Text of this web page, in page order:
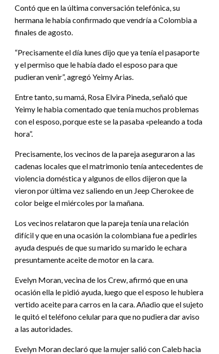
Contó que en la última conversación telefónica, su
hermana le había confirmado que vendría a Colombia a
finales de agosto.
“Precisamente el día lunes dijo que ya tenía el pasaporte
y el permiso que le había dado el esposo para que
pudieran venir”, agregó Yeimy Arias.
Entre tanto, su mamá, Rosa Elvira Pineda, señaló que
Yeimy le habia comentado que tenía muchos problemas
con el esposo, porque este se la pasaba «peleando a toda
hora”.
Precisamente, los vecinos de la pareja aseguraron a las
cadenas locales que el matrimonio tenía antecedentes de
violencia doméstica y algunos de ellos dijeron que la
vieron por última vez saliendo en un Jeep Cherokee de
color beige el miércoles por la mañana.
Los vecinos relataron que la pareja tenía una relación
difícil y que en una ocasión la colombiana fue a pedirles
ayuda después de que su marido su marido le echara
presuntamente aceite de motor en la cara.
Evelyn Moran, vecina de los Crew, afirmó que en una
ocasión ella le pidió ayuda, luego que el esposo le hubiera
vertido aceite para carros en la cara. Añadio que el sujeto
le quitó el teléfono celular para que no pudiera dar aviso
a las autoridades.
Evelyn Moran declaró que la mujer salió con Caleb hacia